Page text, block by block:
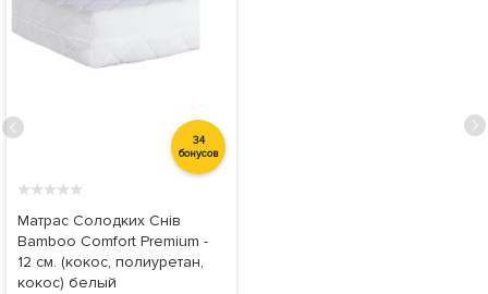
34
бонусов
★★★★★
Матрас Солодких Снів
Bamboo Comfort Premium -
12 см. (кокос, полиуретан,
кокос) белый